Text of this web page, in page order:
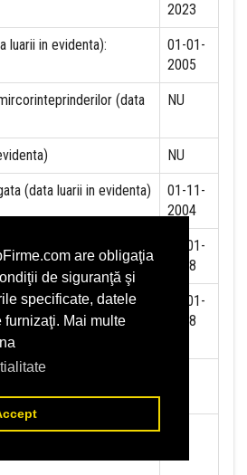
are obligaţia
de siguranţă şi
specificate, datele
furnizaţi. Mai multe
2023
luarii in evidenta):
01-01-
2005
(data
NU
NU
(data luarii in evidenta)
01-11-
2004
(data luarii in
01-01-
2018
pentru accidente de
datorate de angajator
01-01-
2018
pentru somaj (data luarii
pentru Fondul de